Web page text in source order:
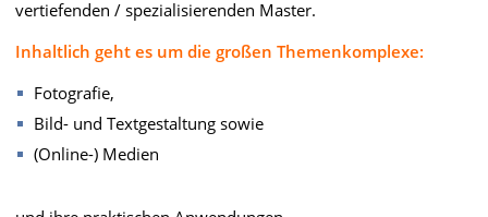
vertiefenden / spezialisierenden Master.
Inhaltlich geht es um die großen Themenkomplexe:
Fotografie,
Bild- und Textgestaltung sowie
(Online-) Medien